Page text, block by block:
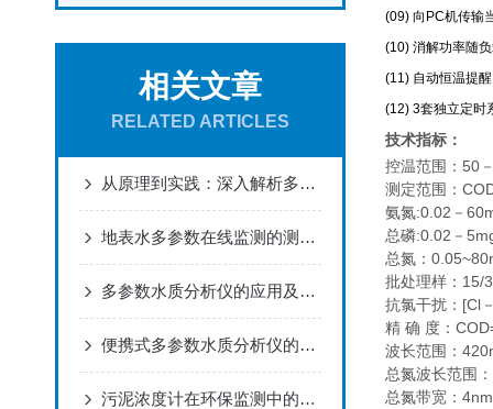
相关文章
RELATED ARTICLES
从原理到实践：深入解析多参数水质分析仪
地表水多参数在线监测的测量意义
多参数水质分析仪的应用及原理
便携式多参数水质分析仪的便捷体验
污泥浓度计在环保监测中的应用
(09) 向PC机传输
(10) 消解功率随
(11) 自动恒温提
(12) 3套独立定时
技术指标：
控温范围：50
测定范围：
氨氮:0.02－
总磷:0.02－
总氮：
批处理样：15/
抗氯干扰：[Cl
精 确 度：
波长范围：
总氮波长范围
总氮带宽：4nm